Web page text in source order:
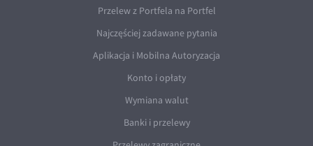
Przelew z Portfela na Portfel
Najczęściej zadawane pytania
Aplikacja i Mobilna Autoryzacja
Konto i opłaty
Wymiana walut
Banki i przelewy